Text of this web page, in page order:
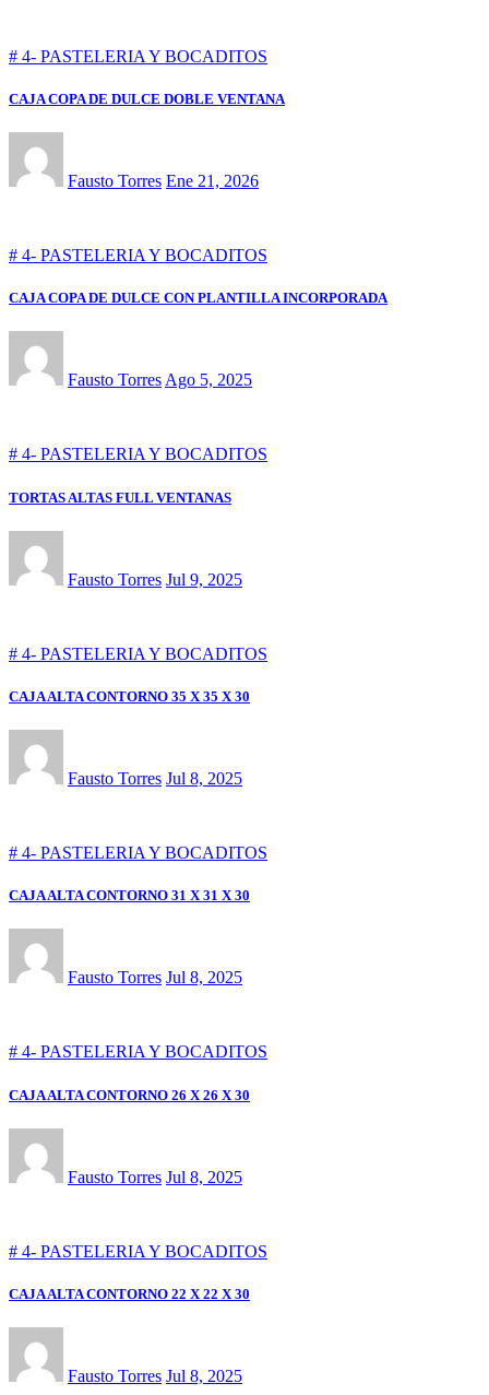
# 4- PASTELERIA Y BOCADITOS
CAJA COPA DE DULCE DOBLE VENTANA
Fausto Torres Ene 21, 2026
# 4- PASTELERIA Y BOCADITOS
CAJA COPA DE DULCE CON PLANTILLA INCORPORADA
Fausto Torres Ago 5, 2025
# 4- PASTELERIA Y BOCADITOS
TORTAS ALTAS FULL VENTANAS
Fausto Torres Jul 9, 2025
# 4- PASTELERIA Y BOCADITOS
CAJA ALTA CONTORNO 35 X 35 X 30
Fausto Torres Jul 8, 2025
# 4- PASTELERIA Y BOCADITOS
CAJA ALTA CONTORNO 31 X 31 X 30
Fausto Torres Jul 8, 2025
# 4- PASTELERIA Y BOCADITOS
CAJA ALTA CONTORNO 26 X 26 X 30
Fausto Torres Jul 8, 2025
# 4- PASTELERIA Y BOCADITOS
CAJA ALTA CONTORNO 22 X 22 X 30
Fausto Torres Jul 8, 2025